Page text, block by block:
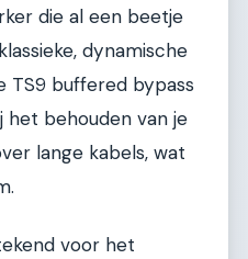
die al een beetje
dynamische
TS9 buffered bypass
het behouden van je
lange kabels, wat
voor het